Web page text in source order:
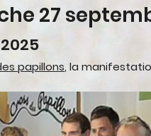
27
papillons, la